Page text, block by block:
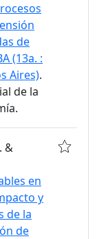
de
(13a. :
Aires).
de la
&
en
y
de la
de